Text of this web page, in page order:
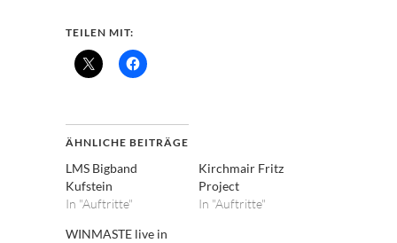
TEILEN MIT:
ÄHNLICHE BEITRÄGE
LMS Bigband
Kufstein
In "Auftritte"
Kirchmair Fritz
Project
In "Auftritte"
WINMASTE live in